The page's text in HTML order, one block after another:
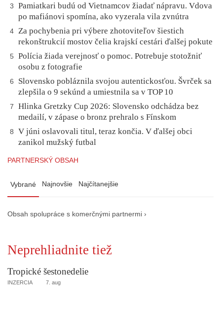
3
Pamiatkari budú od Vietnamcov žiadať nápravu. Vdova
po mafiánovi spomína, ako vyzerala vila zvnútra
4
Za pochybenia pri výbere zhotoviteľov šiestich
rekonštrukcií mostov čelia krajskí cestári ďalšej pokute
5
Polícia žiada verejnosť o pomoc. Potrebuje stotožniť
osobu z fotografie
6
Slovensko pobláznila svojou autentickosťou. Švrček sa
zlepšila o 9 sekúnd a umiestnila sa v TOP 10
7
Hlinka Gretzky Cup 2026: Slovensko odchádza bez
medailí, v zápase o bronz prehralo s Fínskom
8
V júni oslavovali titul, teraz končia. V ďalšej obci
zanikol mužský futbal
PARTNERSKÝ OBSAH
Vybrané Najnovšie Najčítanejšie
Obsah spolupráce s komerčnými partnermi ›
Neprehliadnite tiež
Tropické šestonedelie
INZERCIA 7. aug